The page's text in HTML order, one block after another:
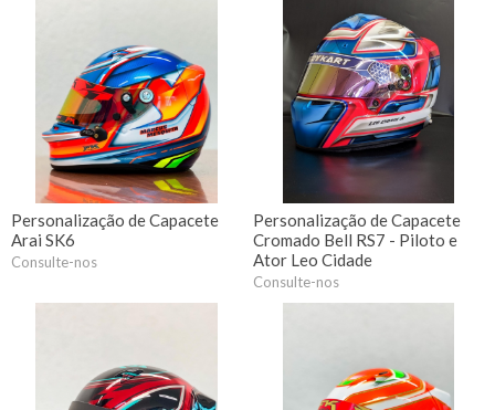
Personalização de Capacete
Arai SK6
Consulte-nos
Personalização de Capacete
Cromado Bell RS7 - Piloto e
Ator Leo Cidade
Consulte-nos